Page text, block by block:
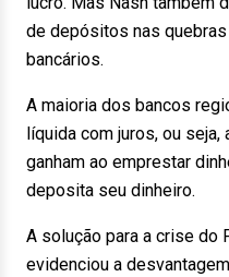
de depósitos nas
bancários.
A maioria dos bancos
líquida com juros, ou
ganham ao emprestar
deposita seu dinheiro.
A solução para a crise do
evidenciou a